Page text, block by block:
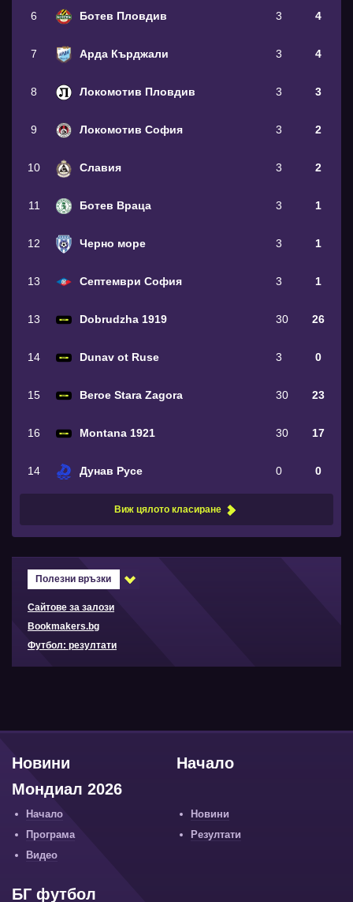
6 Ботев Пловдив 3 4
7 Арда Кърджали 3 4
8 Локомотив Пловдив 3 3
9 Локомотив София 3 2
10 Славия 3 2
11 Ботев Враца 3 1
12 Черно море 3 1
13 Септември София 3 1
13 Dobrudzha 1919 30 26
14 Dunav ot Ruse 3 0
15 Beroe Stara Zagora 30 23
16 Montana 1921 30 17
14 Дунав Русе 0 0
Виж цялото класиране
Полезни връзки
Сайтове за залози
Bookmakers.bg
Футбол: резултати
Начало
Новини
Мондиал 2026
Начало
Новини
Програма
Резултати
Видео
БГ футбол